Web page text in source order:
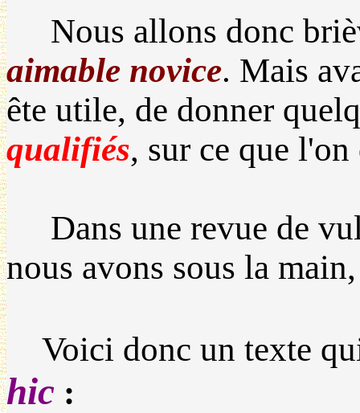
Nous allons donc
aimable novice. Mais
ête utile, de donner
qualifiés, sur ce que
Dans une revue de
nous avons sous la
Voici donc un texte
hic :